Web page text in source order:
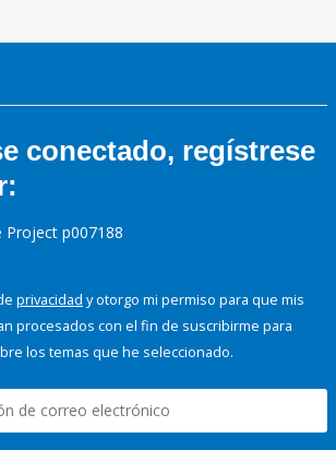
conectado, regístrese
p007188
privacidad y otorgo mi permiso para que mis
procesados con el fin de suscribirme para
los temas que he seleccionado.